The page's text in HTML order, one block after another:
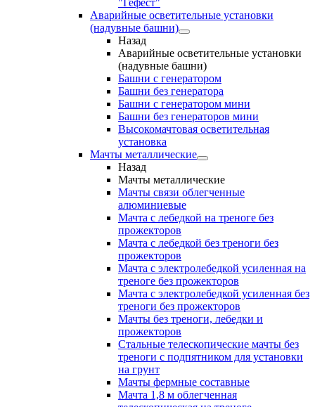
"Гефест"
Аварийные осветительные установки
(надувные башни)
Назад
Аварийные осветительные установки
(надувные башни)
Башни с генератором
Башни без генератора
Башни с генератором мини
Башни без генераторов мини
Высокомачтовая осветительная
установка
Мачты металлические
Назад
Мачты металлические
Мачты связи облегченные
алюминиевые
Мачта с лебедкой на треноге без
прожекторов
Мачта с лебедкой без треноги без
прожекторов
Мачта с электролебедкой усиленная на
треноге без прожекторов
Мачта с электролебедкой усиленная без
треноги без прожекторов
Мачты без треноги, лебедки и
прожекторов
Стальные телескопические мачты без
треноги с подпятником для установки
на грунт
Мачты фермные составные
Мачта 1,8 м облегченная